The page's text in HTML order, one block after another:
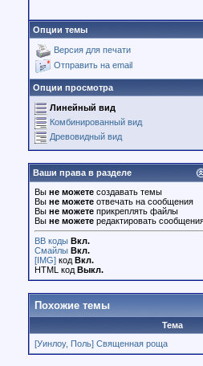
Опции темы
Версия для печати
Отправить на email
Опции просмотра
Линейный вид
Комбинированный вид
Древовидный вид
Ваши права в разделе
Вы не можете создавать темы
Вы не можете отвечать на сообщения
Вы не можете прикреплять файлы
Вы не можете редактировать
BB коды Вкл.
Смайлы Вкл.
[IMG] код Вкл.
HTML код Выкл.
Похожие темы
Тема
[Уинлоу, Поль] Священная роща